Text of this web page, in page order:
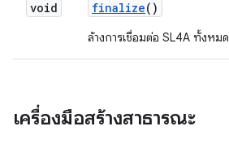
void finalize()
ล้างการเชื่อมต่อ SL4A ทั้งหมด
เครื่องมือสร้างสาธารณะ